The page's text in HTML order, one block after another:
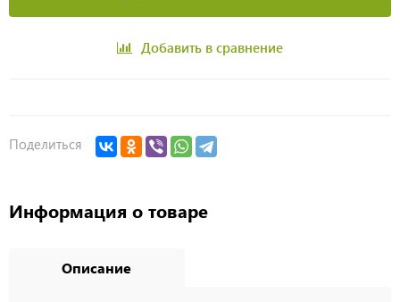
Добавить в сравнение
Поделиться
Информация о товаре
Описание